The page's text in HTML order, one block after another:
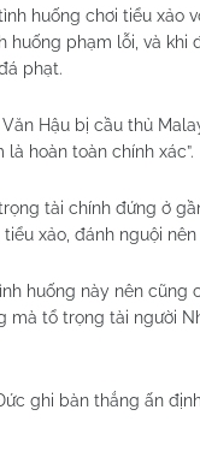
huống chơi tiểu xảo
huống phạm lỗi, và
phạt.
Hậu bị cầu thủ
hoàn toàn chính xác”.
tài chính đứng ở
xảo, đánh nguội
huống này nên cũng
mà tổ trọng tài người
ghi bàn thắng ấn